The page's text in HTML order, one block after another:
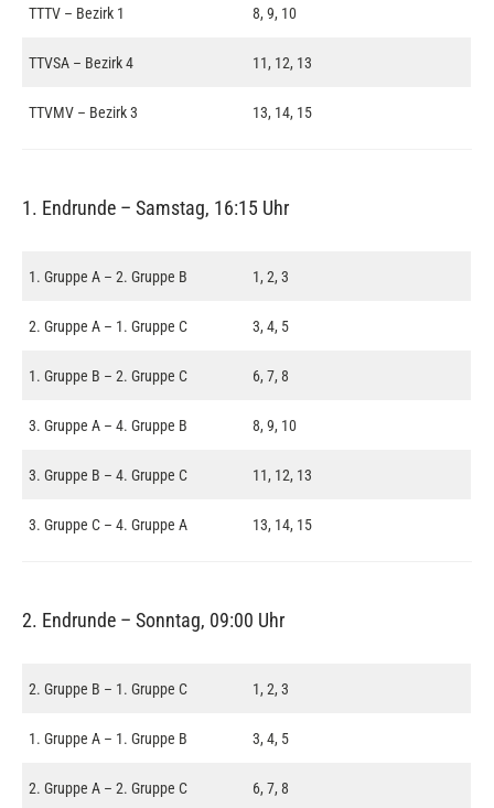
TTTV – Bezirk 1 8, 9, 10
TTVSA – Bezirk 4 11, 12, 13
TTVMV – Bezirk 3 13, 14, 15
1. Endrunde – Samstag, 16:15 Uhr
1. Gruppe A – 2. Gruppe B 1, 2, 3
2. Gruppe A – 1. Gruppe C 3, 4, 5
1. Gruppe B – 2. Gruppe C 6, 7, 8
3. Gruppe A – 4. Gruppe B 8, 9, 10
3. Gruppe B – 4. Gruppe C 11, 12, 13
3. Gruppe C – 4. Gruppe A 13, 14, 15
2. Endrunde – Sonntag, 09:00 Uhr
2. Gruppe B – 1. Gruppe C 1, 2, 3
1. Gruppe A – 1. Gruppe B 3, 4, 5
2. Gruppe A – 2. Gruppe C 6, 7, 8